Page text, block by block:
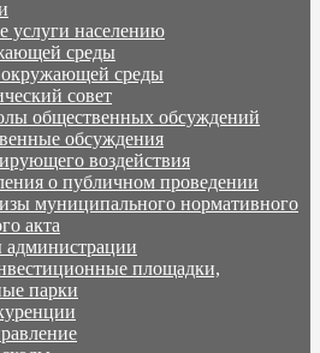
услуги населению
среды
среды
совет
общественных обсуждений
обсуждения
воздействия
о публичном проведении
муниципального нормативного
акта
администрации
площадки,
парки